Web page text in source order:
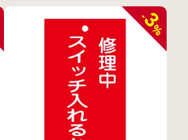
-
3
%